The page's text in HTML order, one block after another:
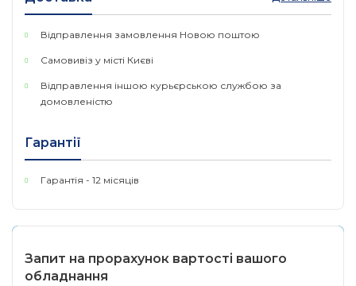
аутентифікація RADIUS та інше.
пріоритизація (QoS) рівня 2/3/4 та IGMP snooping.
Апаратне забезпечення
Кількість
Відправлення замовлення Новою поштою
Самовивіз у місті Києві
Відправлення іншою курьєрською службою за
домовленістю
Гарантії
Гарантія - 12 місяців
Запит на прорахунок вартості вашого
обладнання